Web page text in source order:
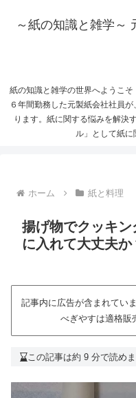
～紙の知識と雑学～
紙の知識と雑学の世界へようこ
６年間勤務した元製紙会社社員
ります。紙に関する悩みを解決
ル」として紙に
ホーム 紙と料理
揚げ物でクッキ
に入れて大丈夫か
記事内に広告が含まれてい
べぎやすは適格販
この記事は約 9 分で読めま